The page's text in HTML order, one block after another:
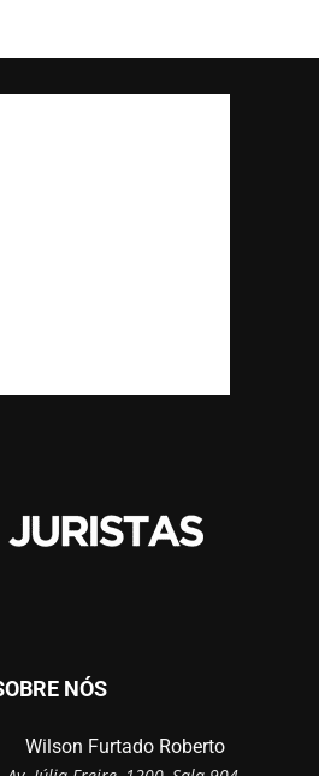
NÓS
Wilson Furtado Roberto